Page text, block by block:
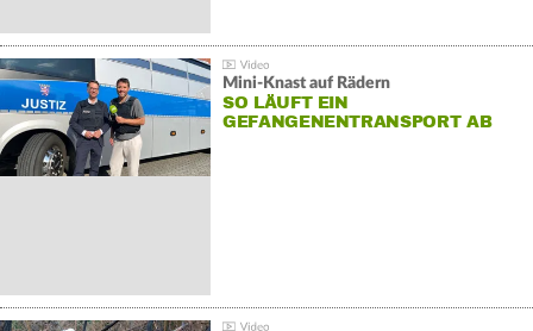
Mini-Knast auf Rädern
SO LÄUFT EIN
GEFANGENENTRANSPORT AB